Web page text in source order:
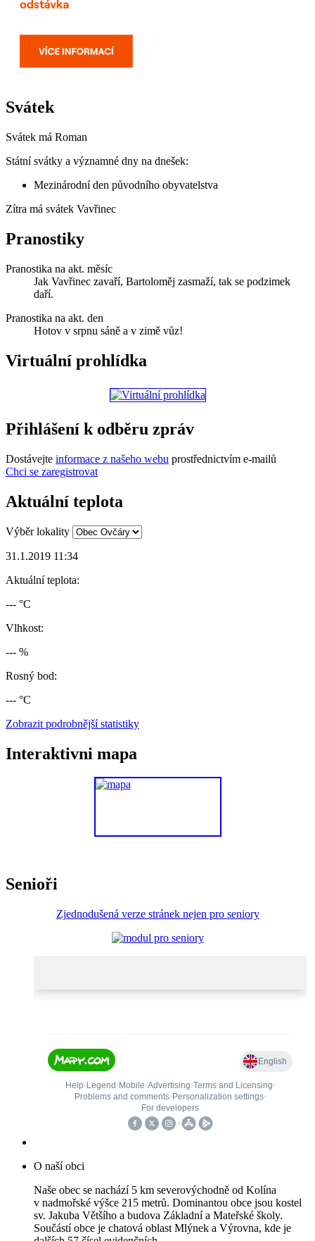
Svátek
Svátek má Roman
Státní svátky a významné dny na dnešek:
Mezinárodní den původního obyvatelstva
Zítra má svátek Vavřinec
Pranostiky
Pranostika na akt. měsíc
Jak Vavřinec zavaří, Bartoloměj zasmaží, tak se podzimek
daří.
Pranostika na akt. den
Hotov v srpnu sáně a v zimě vůz!
Virtuální prohlídka
Přihlášení k odběru zpráv
Dostávejte informace z našeho webu prostřednictvím e-mailů
Chci se zaregistrovat
Aktuální teplota
Výběr lokality
31.1.2019 11:34
Aktuální teplota:
--- °C
Vlhkost:
--- %
Rosný bod:
--- °C
Zobrazit podrobnější statistiky
Interaktivni mapa
Senioři
Zjednodušená verze stránek nejen pro seniory
O naší obci
Naše obec se nachází 5 km severovýchodně od Kolína
v nadmořské výšce 215 metrů. Dominantou obce jsou kostel
sv. Jakuba Většího a budova Základní a Mateřské školy.
Součástí obce je chatová oblast Mlýnek a Výrovna, kde je